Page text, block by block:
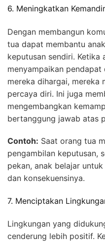
6. Meningkatkan
Dengan membangun
tua dapat membantu
keputusan sendiri. Ketika
menyampaikan pendapat
mereka dihargai, mereka
percaya diri. Ini juga
mengembangkan
bertanggung jawab atas
Contoh: Saat orang tua
pengambilan keputusan,
pekan, anak belajar
dan konsekuensinya.
7. Menciptakan
Lingkungan yang
cenderung lebih positif.